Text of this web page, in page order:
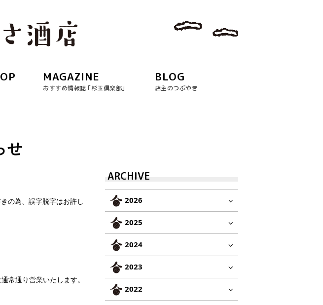
MAGAZINE
おすすめ情報誌 ｢杉玉倶楽部｣
BLOG
店主のつぶやき
せ
の為、誤字脱字はお許し
常通り営業いたします。
ARCHIVE
2026
2025
2024
2023
2022